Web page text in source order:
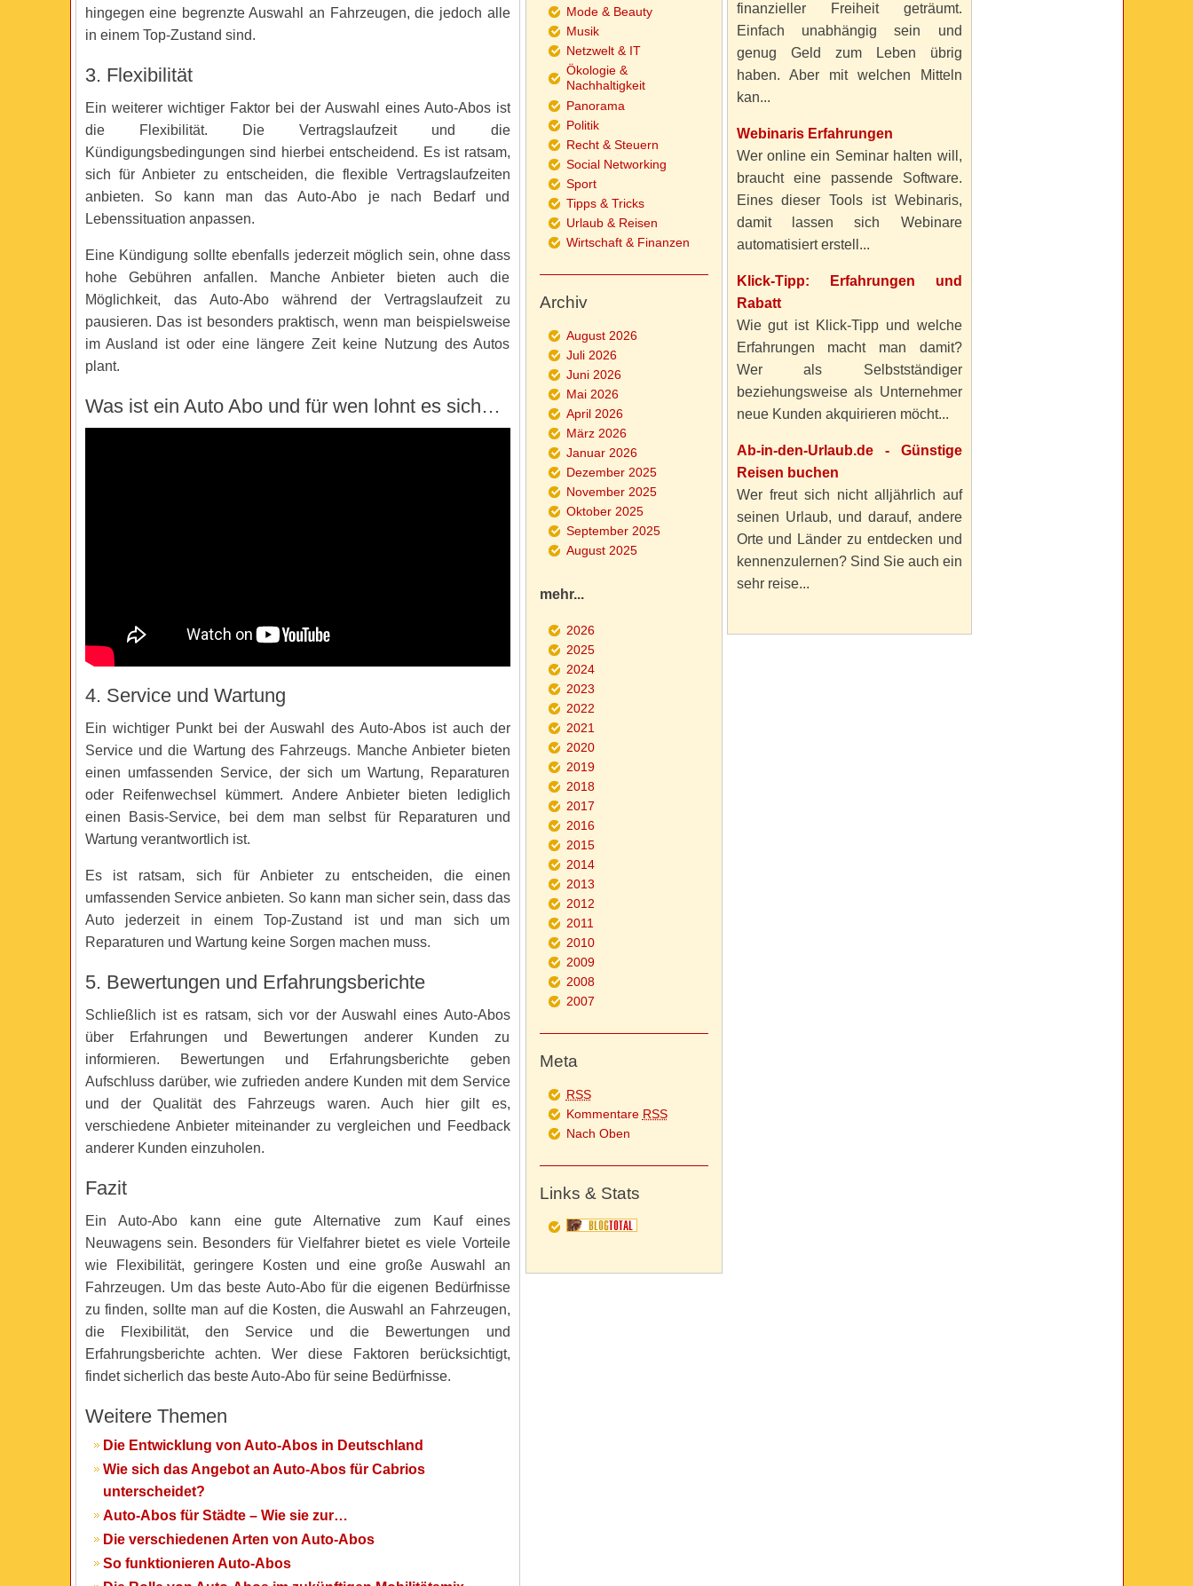
hingegen eine begrenzte Auswahl an Fahrzeugen, die jedoch alle
in einem Top-Zustand sind.
3. Flexibilität
Ein weiterer wichtiger Faktor bei der Auswahl eines Auto-Abos ist
die Flexibilität. Die Vertragslaufzeit und die
Kündigungsbedingungen sind hierbei entscheidend. Es ist ratsam,
sich für Anbieter zu entscheiden, die flexible Vertragslaufzeiten
anbieten. So kann man das Auto-Abo je nach Bedarf und
Lebenssituation anpassen.
Eine Kündigung sollte ebenfalls jederzeit möglich sein, ohne dass
hohe Gebühren anfallen. Manche Anbieter bieten auch die
Möglichkeit, das Auto-Abo während der Vertragslaufzeit zu
pausieren. Das ist besonders praktisch, wenn man beispielsweise
im Ausland ist oder eine längere Zeit keine Nutzung des Autos
plant.
Was ist ein Auto Abo und für wen lohnt es sich…
4. Service und Wartung
Ein wichtiger Punkt bei der Auswahl des Auto-Abos ist auch der
Service und die Wartung des Fahrzeugs. Manche Anbieter bieten
einen umfassenden Service, der sich um Wartung, Reparaturen
oder Reifenwechsel kümmert. Andere Anbieter bieten lediglich
einen Basis-Service, bei dem man selbst für Reparaturen und
Wartung verantwortlich ist.
Es ist ratsam, sich für Anbieter zu entscheiden, die einen
umfassenden Service anbieten. So kann man sicher sein, dass das
Auto jederzeit in einem Top-Zustand ist und man sich um
Reparaturen und Wartung keine Sorgen machen muss.
5. Bewertungen und Erfahrungsberichte
Schließlich ist es ratsam, sich vor der Auswahl eines Auto-Abos
über Erfahrungen und Bewertungen anderer Kunden zu
informieren. Bewertungen und Erfahrungsberichte geben
Aufschluss darüber, wie zufrieden andere Kunden mit dem Service
und der Qualität des Fahrzeugs waren. Auch hier gilt es,
verschiedene Anbieter miteinander zu vergleichen und Feedback
anderer Kunden einzuholen.
Fazit
Ein Auto-Abo kann eine gute Alternative zum Kauf eines
Neuwagens sein. Besonders für Vielfahrer bietet es viele Vorteile
wie Flexibilität, geringere Kosten und eine große Auswahl an
Fahrzeugen. Um das beste Auto-Abo für die eigenen Bedürfnisse
zu finden, sollte man auf die Kosten, die Auswahl an Fahrzeugen,
die Flexibilität, den Service und die Bewertungen und
Erfahrungsberichte achten. Wer diese Faktoren berücksichtigt,
findet sicherlich das beste Auto-Abo für seine Bedürfnisse.
Weitere Themen
Die Entwicklung von Auto-Abos in Deutschland
Wie sich das Angebot an Auto-Abos für Cabrios
unterscheidet?
Auto-Abos für Städte – Wie sie zur…
Die verschiedenen Arten von Auto-Abos
So funktionieren Auto-Abos
finanzieller Freiheit geträumt.
Einfach unabhängig sein und
genug Geld zum Leben übrig
haben. Aber mit welchen Mitteln
kan...
Webinaris Erfahrungen
Wer online ein Seminar halten will,
braucht eine passende Software.
Eines dieser Tools ist Webinaris,
damit lassen sich Webinare
automatisiert erstell...
Klick-Tipp: Erfahrungen und
Rabatt
Wie gut ist Klick-Tipp und welche
Erfahrungen macht man damit?
Wer als Selbstständiger
beziehungsweise als Unternehmer
neue Kunden akquirieren möcht...
Ab-in-den-Urlaub.de - Günstige
Reisen buchen
Wer freut sich nicht alljährlich auf
seinen Urlaub, und darauf, andere
Orte und Länder zu entdecken und
kennenzulernen? Sind Sie auch ein
sehr reise...
Mode & Beauty
Musik
Netzwelt & IT
Ökologie &
Nachhaltigkeit
Panorama
Politik
Recht & Steuern
Social Networking
Sport
Tipps & Tricks
Urlaub & Reisen
Wirtschaft & Finanzen
Archiv
August 2026
Juli 2026
Juni 2026
Mai 2026
April 2026
März 2026
Januar 2026
Dezember 2025
November 2025
Oktober 2025
September 2025
August 2025
mehr...
2026
2025
2024
2023
2022
2021
2020
2019
2018
2017
2016
2015
2014
2013
2012
2011
2010
2009
2008
2007
Meta
RSS
Kommentare RSS
Nach Oben
Links & Stats